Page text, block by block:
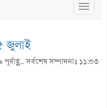
Toggle
জুলাই
সর্বশেষ সম্পাদনাঃ ১১:০৩